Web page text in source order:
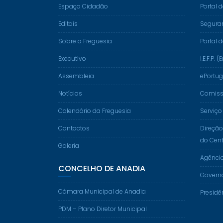
Espaço Cidadão
Editais
Sobre a Freguesia
Executivo
Assembleia
Notícias
Calendário da Freguesia
Contactos
Galeria
CONCELHO DE ANADIA
Câmara Municipal de Anadia
PDM – Plano Diretor Municipal
Portal
Portal
I.E.F.P.
do